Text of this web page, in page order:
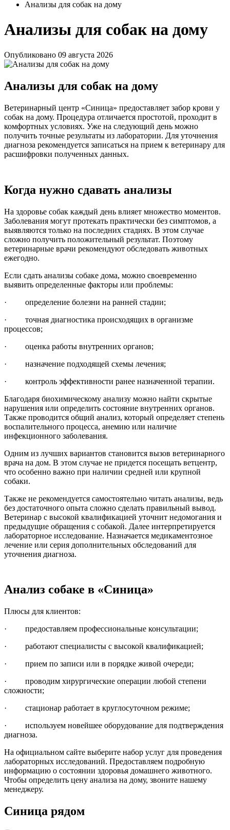
Анализы для собак на дому
Анализы для собак на дому
Опубликовано 09 августа 2026
Анализы для собак на дому
Ветеринарный центр «Синица» предоставляет забор крови у
собак на дому. Процедура отличается простотой, проходит в
комфортных условиях. Уже на следующий день можно
получить точные результаты из лаборатории. Для уточнения
диагноза рекомендуется записаться на прием к ветеринару для
расшифровки полученных данных.
Когда нужно сдавать анализы
На здоровье собак каждый день влияет множество моментов.
Заболевания могут протекать практически без симптомов, а
выявляются только на последних стадиях. В этом случае
сложно получить положительный результат. Поэтому
ветеринарные врачи рекомендуют обследовать животных
ежегодно.
Если сдать анализы собаке дома, можно своевременно
выявить определенные факторы или проблемы:
· определение болезни на ранней стадии;
· точная диагностика происходящих в организме
процессов;
· оценка работы внутренних органов;
· назначение подходящей схемы лечения;
· контроль эффективности ранее назначенной терапии.
Благодаря биохимическому анализу можно найти скрытые
нарушения или определить состояние внутренних органов.
Также проводится общий анализ, который определяет степень
воспалительного процесса, анемию или наличие
инфекционного заболевания.
Одним из лучших вариантов становится вызов ветеринарного
врача на дом. В этом случае не придется посещать ветцентр,
что особенно важно при наличии средней или крупной
собаки.
Также не рекомендуется самостоятельно читать анализы, ведь
без достаточного опыта сложно сделать правильный вывод.
Ветеринар с высокой квалификацией уточнит недомогания и
предыдущие обращения с собакой. Далее интерпретируется
лабораторное исследование. Назначается медикаментозное
лечение или серия дополнительных обследований для
уточнения диагноза.
Анализ собаке в «Синица»
Плюсы для клиентов:
· предоставляем профессиональные консультации;
· работают специалисты с высокой квалификацией;
· прием по записи или в порядке живой очереди;
· проводим хирургические операции любой степени
сложности;
· стационар работает в круглосуточном режиме;
· используем новейшее оборудование для подтверждения
диагноза.
На официальном сайте выберите набор услуг для проведения
лабораторных исследований. Предоставляем подробную
информацию о состоянии здоровья домашнего животного.
Чтобы определить цену анализа на дому, звоните нашему
менеджеру.
Синица рядом